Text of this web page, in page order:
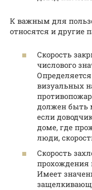
К важным для
относятся и другие
Скорость
числового
визуальных
должен быть
если
доме, где
люди,
Скорость
прохождения
Имеет